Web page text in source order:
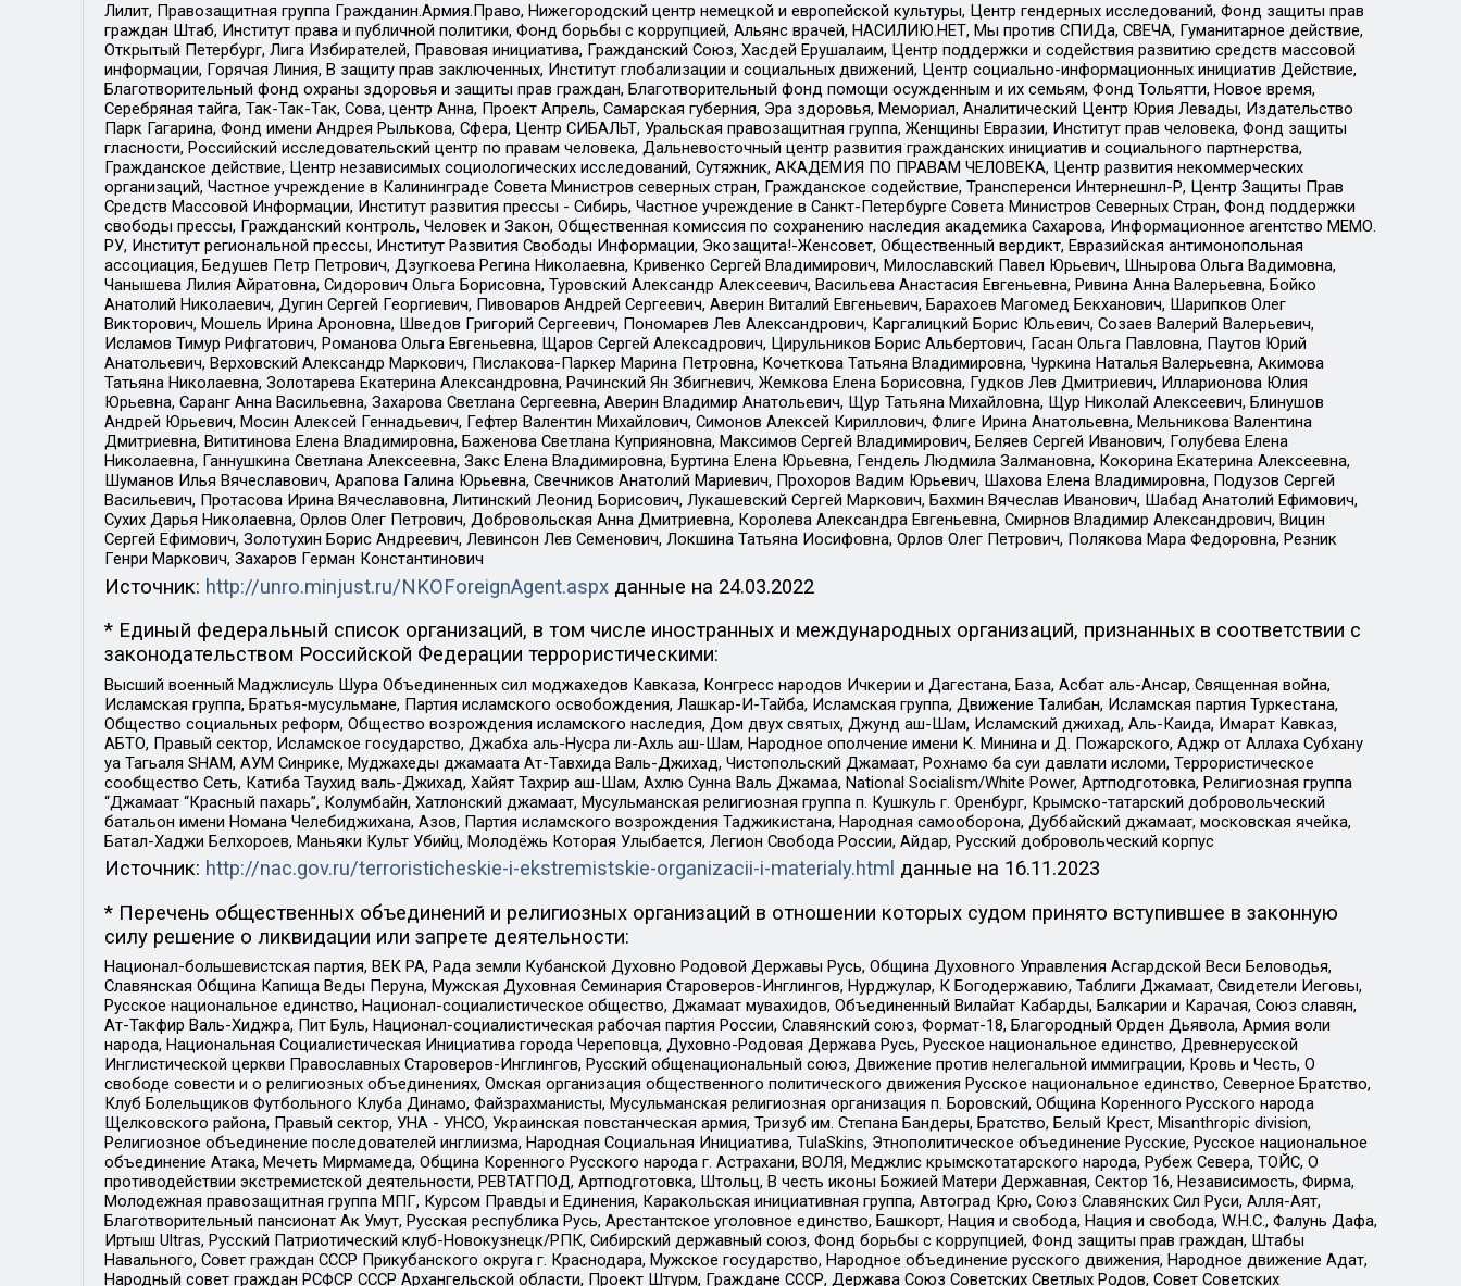
Лилит, Правозащитная группа Гражданин.Армия.Право, Нижегородский центр немецкой и европейской культуры, Центр гендерных исследований, Фонд защиты прав
граждан Штаб, Институт права и публичной политики, Фонд борьбы с коррупцией, Альянс врачей, НАСИЛИЮ.НЕТ, Мы против СПИДа, СВЕЧА, Гуманитарное действие,
Открытый Петербург, Лига Избирателей, Правовая инициатива, Гражданский Союз, Хасдей Ерушалаим, Центр поддержки и содействия развитию средств массовой
информации, Горячая Линия, В защиту прав заключенных, Институт глобализации и социальных движений, Центр социально-информационных инициатив Действие,
Благотворительный фонд охраны здоровья и защиты прав граждан, Благотворительный фонд помощи осужденным и их семьям, Фонд Тольятти, Новое время,
Серебряная тайга, Так-Так-Так, Сова, центр Анна, Проект Апрель, Самарская губерния, Эра здоровья, Мемориал, Аналитический Центр Юрия Левады, Издательство
Парк Гагарина, Фонд имени Андрея Рылькова, Сфера, Центр СИБАЛЬТ, Уральская правозащитная группа, Женщины Евразии, Институт прав человека, Фонд защиты
гласности, Российский исследовательский центр по правам человека, Дальневосточный центр развития гражданских инициатив и социального партнерства,
Гражданское действие, Центр независимых социологических исследований, Сутяжник, АКАДЕМИЯ ПО ПРАВАМ ЧЕЛОВЕКА, Центр развития некоммерческих
организаций, Частное учреждение в Калининграде Совета Министров северных стран, Гражданское содействие, Трансперенси Интернешнл-Р, Центр Защиты Прав
Средств Массовой Информации, Институт развития прессы - Сибирь, Частное учреждение в Санкт-Петербурге Совета Министров Северных Стран, Фонд поддержки
свободы прессы, Гражданский контроль, Человек и Закон, Общественная комиссия по сохранению наследия академика Сахарова, Информационное агентство МЕМО.
РУ, Институт региональной прессы, Институт Развития Свободы Информации, Экозащита!-Женсовет, Общественный вердикт, Евразийская антимонопольная
ассоциация, Бедушев Петр Петрович, Дзугкоева Регина Николаевна, Кривенко Сергей Владимирович, Милославский Павел Юрьевич, Шнырова Ольга Вадимовна,
Чанышева Лилия Айратовна, Сидорович Ольга Борисовна, Туровский Александр Алексеевич, Васильева Анастасия Евгеньевна, Ривина Анна Валерьевна, Бойко
Анатолий Николаевич, Дугин Сергей Георгиевич, Пивоваров Андрей Сергеевич, Аверин Виталий Евгеньевич, Барахоев Магомед Бекханович, Шарипков Олег
Викторович, Мошель Ирина Ароновна, Шведов Григорий Сергеевич, Пономарев Лев Александрович, Каргалицкий Борис Юльевич, Созаев Валерий Валерьевич,
Исламов Тимур Рифгатович, Романова Ольга Евгеньевна, Щаров Сергей Алексадрович, Цирульников Борис Альбертович, Гасан Ольга Павловна, Паутов Юрий
Анатольевич, Верховский Александр Маркович, Пислакова-Паркер Марина Петровна, Кочеткова Татьяна Владимировна, Чуркина Наталья Валерьевна, Акимова
Татьяна Николаевна, Золотарева Екатерина Александровна, Рачинский Ян Збигневич, Жемкова Елена Борисовна, Гудков Лев Дмитриевич, Илларионова Юлия
Юрьевна, Саранг Анна Васильевна, Захарова Светлана Сергеевна, Аверин Владимир Анатольевич, Щур Татьяна Михайловна, Щур Николай Алексеевич, Блинушов
Андрей Юрьевич, Мосин Алексей Геннадьевич, Гефтер Валентин Михайлович, Симонов Алексей Кириллович, Флиге Ирина Анатольевна, Мельникова Валентина
Дмитриевна, Вититинова Елена Владимировна, Баженова Светлана Куприяновна, Максимов Сергей Владимирович, Беляев Сергей Иванович, Голубева Елена
Николаевна, Ганнушкина Светлана Алексеевна, Закс Елена Владимировна, Буртина Елена Юрьевна, Гендель Людмила Залмановна, Кокорина Екатерина Алексеевна,
Шуманов Илья Вячеславович, Арапова Галина Юрьевна, Свечников Анатолий Мариевич, Прохоров Вадим Юрьевич, Шахова Елена Владимировна, Подузов Сергей
Васильевич, Протасова Ирина Вячеславовна, Литинский Леонид Борисович, Лукашевский Сергей Маркович, Бахмин Вячеслав Иванович, Шабад Анатолий Ефимович,
Сухих Дарья Николаевна, Орлов Олег Петрович, Добровольская Анна Дмитриевна, Королева Александра Евгеньевна, Смирнов Владимир Александрович, Вицин
Сергей Ефимович, Золотухин Борис Андреевич, Левинсон Лев Семенович, Локшина Татьяна Иосифовна, Орлов Олег Петрович, Полякова Мара Федоровна, Резник
Генри Маркович, Захаров Герман Константинович
Источник: http://unro.minjust.ru/NKOForeignAgent.aspxданные на 24.03.2022
* Единый федеральный список организаций, в том числе иностранных и международных организаций, признанных в соответствии с
законодательством Российской Федерации террористическими:
Высший военный Маджлисуль Шура Объединенных сил моджахедов Кавказа, Конгресс народов Ичкерии и Дагестана, База, Асбат аль-Ансар, Священная война,
Исламская группа, Братья-мусульмане, Партия исламского освобождения, Лашкар-И-Тайба, Исламская группа, Движение Талибан, Исламская партия Туркестана,
Общество социальных реформ, Общество возрождения исламского наследия, Дом двух святых, Джунд аш-Шам, Исламский джихад, Аль-Каида, Имарат Кавказ,
АБТО, Правый сектор, Исламское государство, Джабха аль-Нусра ли-Ахль аш-Шам, Народное ополчение имени К. Минина и Д. Пожарского, Аджр от Аллаха Субхану
уа Тагьаля SHAM, АУМ Синрике, Муджахеды джамаата Ат-Тавхида Валь-Джихад, Чистопольский Джамаат, Рохнамо ба суи давлати исломи, Террористическое
сообщество Сеть, Катиба Таухид валь-Джихад, Хайят Тахрир аш-Шам, Ахлю Сунна Валь Джамаа, National Socialism/White Power, Артподготовка, Религиозная группа
“Джамаат “Красный пахарь”, Колумбайн, Хатлонский джамаат, Мусульманская религиозная группа п. Кушкуль г. Оренбург, Крымско-татарский добровольческий
батальон имени Номана Челебиджихана, Азов, Партия исламского возрождения Таджикистана, Народная самооборона, Дуббайский джамаат, московская ячейка,
Батал-Хаджи Белхороев, Маньяки Культ Убийц, Молодёжь Которая Улыбается, Легион Свобода России, Айдар, Русский добровольческий корпус
Источник: http://nac.gov.ru/terroristicheskie-i-ekstremistskie-organizacii-i-materialy.html данные на 16.11.2023
* Перечень общественных объединений и религиозных организаций в отношении которых судом принято вступившее в законную
силу решение о ликвидации или запрете деятельности:
Национал-большевистская партия, ВЕК РА, Рада земли Кубанской Духовно Родовой Державы Русь, Община Духовного Управления Асгардской Веси Беловодья,
Славянская Община Капища Веды Перуна, Мужская Духовная Семинария Староверов-Инглингов, Нурджулар, К Богодержавию, Таблиги Джамаат, Свидетели Иеговы,
Русское национальное единство, Национал-социалистическое общество, Джамаат мувахидов, Объединенный Вилайат Кабарды, Балкарии и Карачая, Союз славян,
Ат-Такфир Валь-Хиджра, Пит Буль, Национал-социалистическая рабочая партия России, Славянский союз, Формат-18, Благородный Орден Дьявола, Армия воли
народа, Национальная Социалистическая Инициатива города Череповца, Духовно-Родовая Держава Русь, Русское национальное единство, Древнерусской
Инглистической церкви Православных Староверов-Инглингов, Русский общенациональный союз, Движение против нелегальной иммиграции, Кровь и Честь, О
свободе совести и о религиозных объединениях, Омская организация общественного политического движения Русское национальное единство, Северное Братство,
Клуб Болельщиков Футбольного Клуба Динамо, Файзрахманисты, Мусульманская религиозная организация п. Боровский, Община Коренного Русского народа
Щелковского района, Правый сектор, УНА - УНСО, Украинская повстанческая армия, Тризуб им. Степана Бандеры, Братство, Белый Крест, Misanthropic division,
Религиозное объединение последователей инглиизма, Народная Социальная Инициатива, TulaSkins, Этнополитическое объединение Русские, Русское национальное
объединение Атака, Мечеть Мирмамеда, Община Коренного Русского народа г. Астрахани, ВОЛЯ, Меджлис крымскотатарского народа, Рубеж Севера, ТОЙС, О
противодействии экстремистской деятельности, РЕВТАТПОД, Артподготовка, Штольц, В честь иконы Божией Матери Державная, Сектор 16, Независимость, Фирма,
Молодежная правозащитная группа МПГ, Курсом Правды и Единения, Каракольская инициативная группа, Автоград Крю, Союз Славянских Сил Руси, Алля-Аят,
Благотворительный пансионат Ак Умут, Русская республика Русь, Арестантское уголовное единство, Башкорт, Нация и свобода, Нация и свобода, W.H.С., Фалунь Дафа,
Иртыш Ultras, Русский Патриотический клуб-Новокузнецк/РПК, Сибирский державный союз, Фонд борьбы с коррупцией, Фонд защиты прав граждан, Штабы
Навального, Совет граждан СССР Прикубанского округа г. Краснодара, Мужское государство, Народное объединение русского движения, Народное движение Адат,
Народный совет граждан РСФСР СССР Архангельской области, Проект Штурм, Граждане СССР, Держава Союз Советских Светлых Родов, Совет Советских